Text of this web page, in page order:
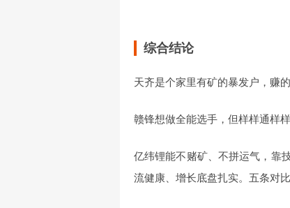
综合结论
天齐是个家里有矿的暴发户，赚
赣锋想做全能选手，但样样通样
亿纬锂能不赌矿、不拼运气，靠
流健康、增长底盘扎实。五条对